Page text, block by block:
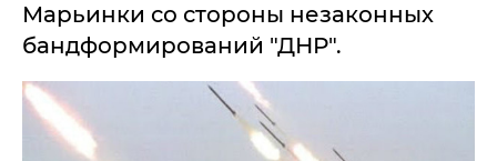
Марьинки со стороны незаконных
бандформирований "ДНР".